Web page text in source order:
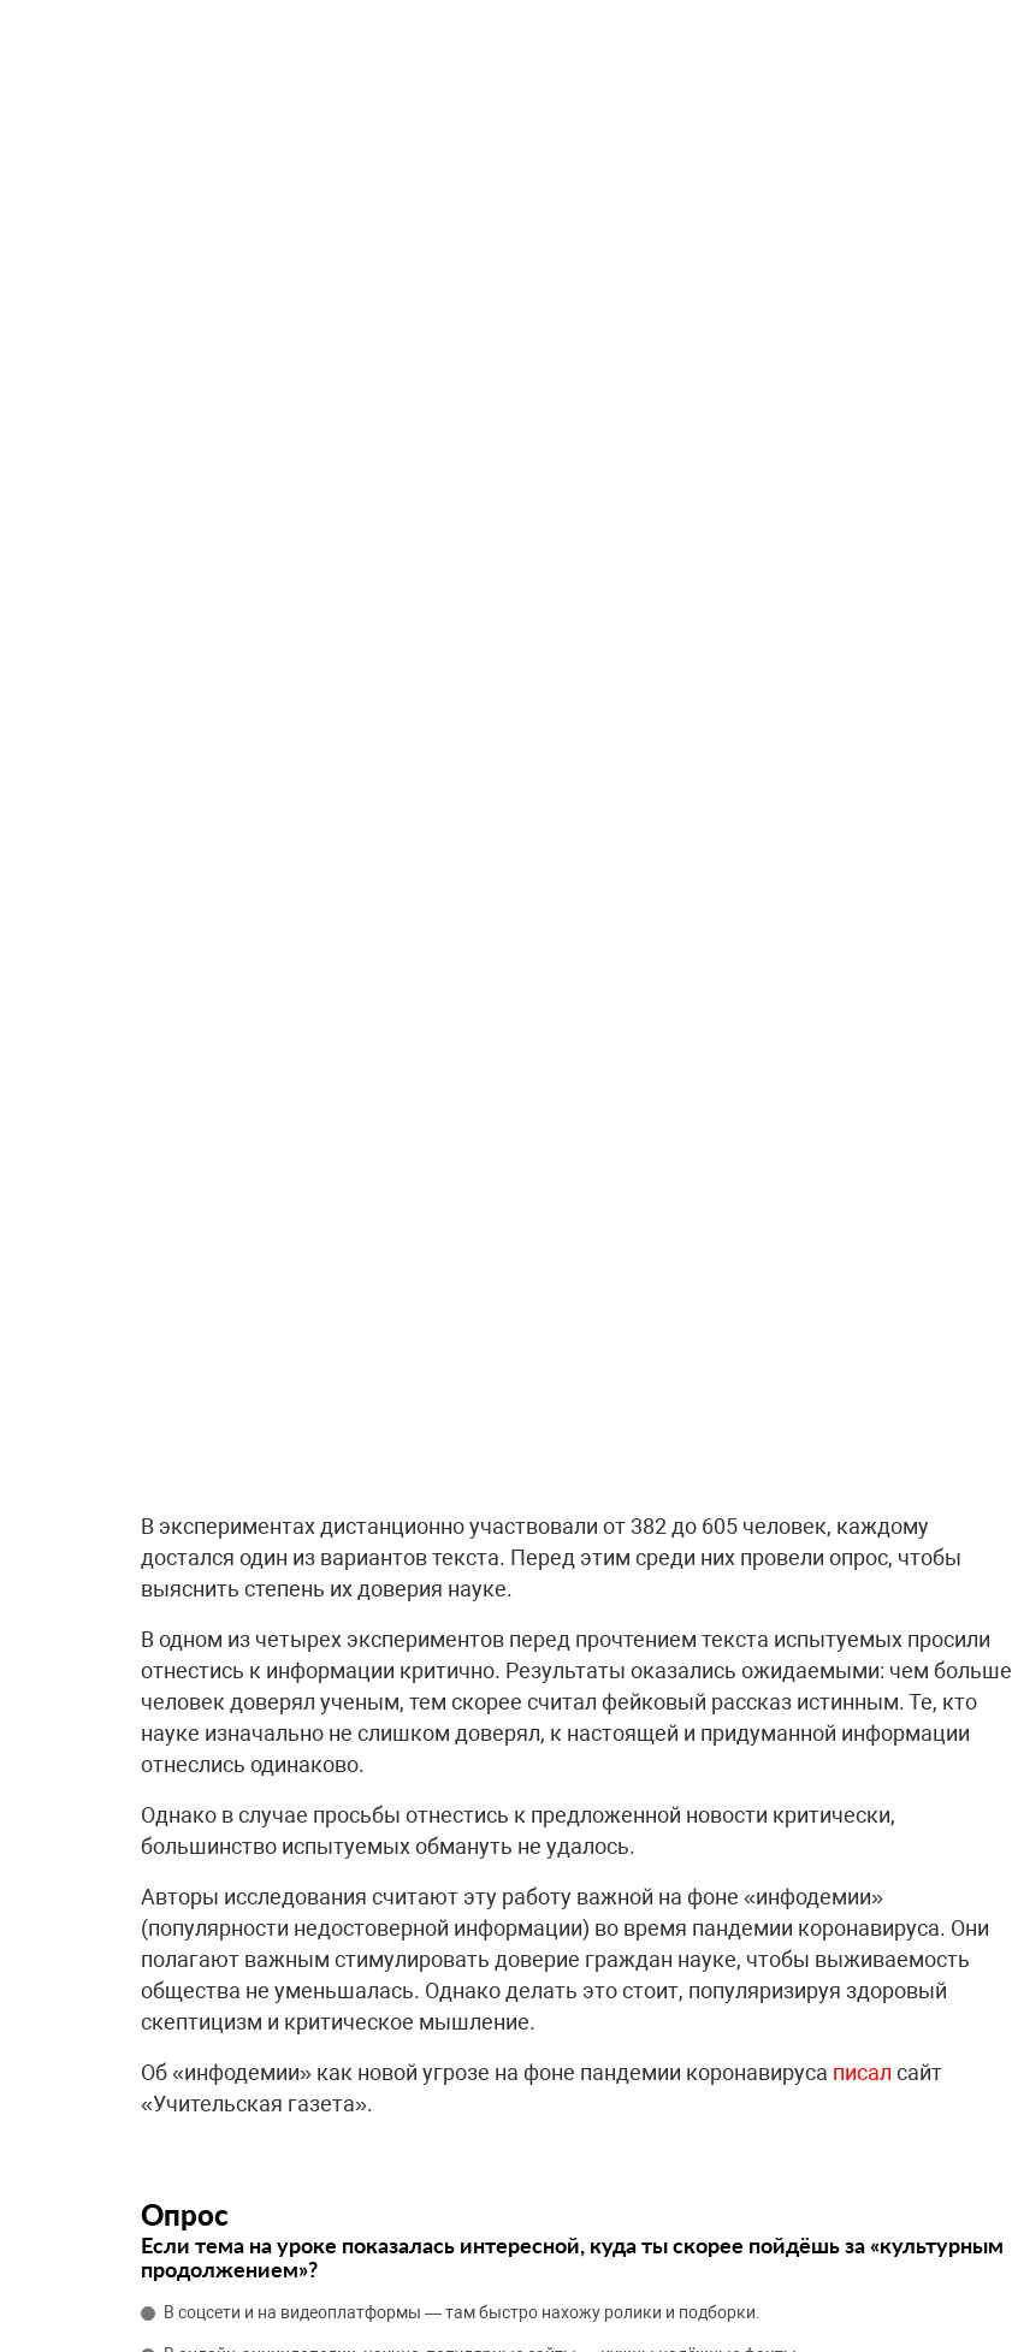
В экспериментах дистанционно участвовали от 382 до 605 человек, каждому
достался один из вариантов текста. Перед этим среди них провели опрос, чтобы
выяснить степень их доверия науке.
В одном из четырех экспериментов перед прочтением текста испытуемых просили
отнестись к информации критично. Результаты оказались ожидаемыми: чем больше
человек доверял ученым, тем скорее считал фейковый рассказ истинным. Те, кто
науке изначально не слишком доверял, к настоящей и придуманной информации
отнеслись одинаково.
Однако в случае просьбы отнестись к предложенной новости критически,
большинство испытуемых обмануть не удалось.
Авторы исследования считают эту работу важной на фоне «инфодемии»
(популярности недостоверной информации) во время пандемии коронавируса. Они
полагают важным стимулировать доверие граждан науке, чтобы выживаемость
общества не уменьшалась. Однако делать это стоит, популяризируя здоровый
скептицизм и критическое мышление.
Об «инфодемии» как новой угрозе на фоне пандемии коронавируса писал сайт
«Учительская газета».
Опрос
Если тема на уроке показалась интересной, куда ты скорее пойдёшь за «культурным
продолжением»?
В соцсети и на видеоплатформы — там быстро нахожу ролики и подборки.